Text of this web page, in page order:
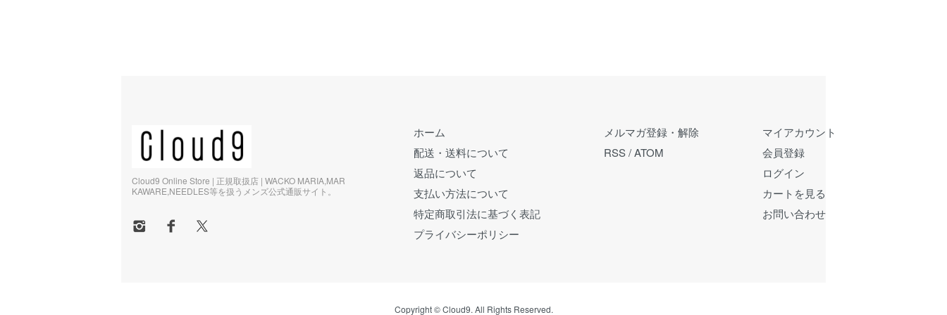
Cloud9 Online Store | 正規取扱店 | WACKO MARIA,MAR
KAWARE,NEEDLES等を扱うメンズ公式通販サイト。
ホーム
配送・送料について
返品について
支払い方法について
特定商取引法に基づく表記
プライバシーポリシー
メルマガ登録・解除
RSS/ATOM
マイアカウント
会員登録
ログイン
カートを見る
お問い合わせ
Copyright © Cloud9. All Rights Reserved.